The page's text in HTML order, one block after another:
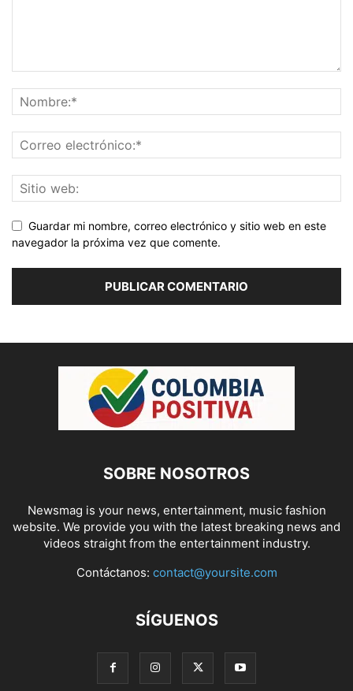
Guardar mi nombre, correo electrónico y sitio web en este
navegador la próxima vez que comente.
SOBRE NOSOTROS
Newsmag is your news, entertainment, music fashion
website. We provide you with the latest breaking news and
videos straight from the entertainment industry.
Contáctanos: contact@yoursite.com
SÍGUENOS